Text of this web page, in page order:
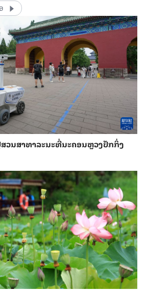
ວນ​ສາ​ທາ​ລະ​ນະ​ທີ່​ນະ​ຄອນຫຼວງ​ປັກ​ກິ່ງ​